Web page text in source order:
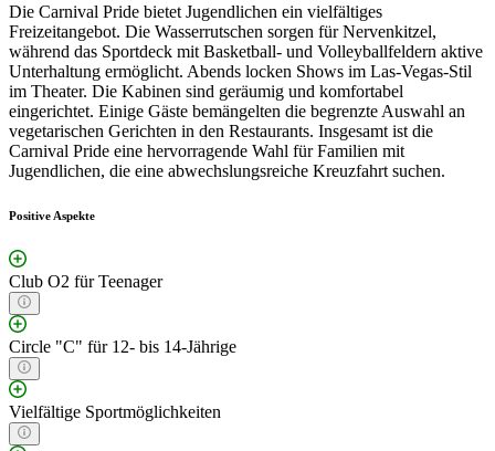
Die Carnival Pride bietet Jugendlichen ein vielfältiges
Freizeitangebot. Die Wasserrutschen sorgen für Nervenkitzel,
während das Sportdeck mit Basketball- und Volleyballfeldern aktive
Unterhaltung ermöglicht. Abends locken Shows im Las-Vegas-Stil
im Theater. Die Kabinen sind geräumig und komfortabel
eingerichtet. Einige Gäste bemängelten die begrenzte Auswahl an
vegetarischen Gerichten in den Restaurants. Insgesamt ist die
Carnival Pride eine hervorragende Wahl für Familien mit
Jugendlichen, die eine abwechslungsreiche Kreuzfahrt suchen.
Positive Aspekte
Club O2 für Teenager
Circle "C" für 12- bis 14-Jährige
Vielfältige Sportmöglichkeiten